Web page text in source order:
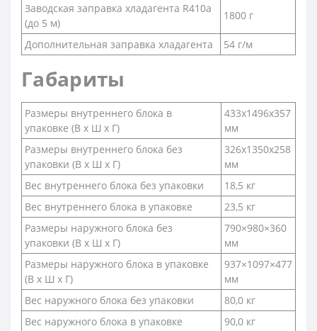
Заводская заправка хладагента R410a
(до 5 м)
1800 г
Дополнительная заправка хладагента 54 г/м
Габариты
Размеры внутреннего блока в
упаковке (В х Ш х Г)
433х1496х357
мм
Размеры внутреннего блока без
упаковки (В х Ш х Г)
326х1350х258
мм
Вес внутреннего блока без упаковки
18,5 кг
Вес внутреннего блока в упаковке
23,5 кг
Размеры наружного блока без
упаковки (В х Ш х Г)
790×980×360
мм
Размеры наружного блока в упаковке
(В х Ш х Г)
937×1097×477
мм
Вес наружного блока без упаковки
80,0 кг
Вес наружного блока в упаковке
90,0 кг